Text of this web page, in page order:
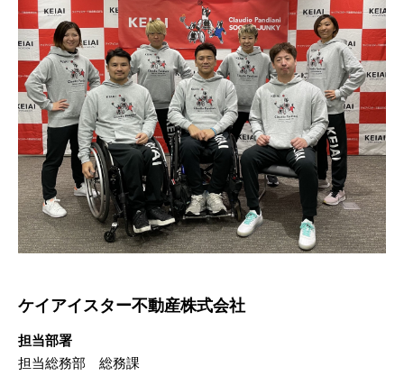
ケイアイスター不動産株式会社
担当部署
担当総務部 総務課